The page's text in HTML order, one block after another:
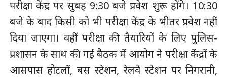
परीक्षा केंद्र पर सुबह 9:30 बजे प्रवेश शुरू होंगे। 10:30
बजे के बाद किसी को भी परीक्षा केंद्र के भीतर प्रवेश नहीं
दिया जाएगा। वहीं परीक्षा की तैयारियों के लिए पुलिस-
प्रशासन के साथ की गई बैठक में आयोग ने परीक्षा केंद्रों के
आसपास होटलों, बस स्टेशन, रेलवे स्टेशन पर निगरानी,